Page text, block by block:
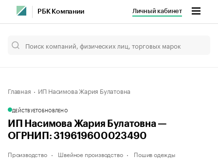
РБК Компании Личный кабинет
Главная ИП Насимова Жария Булатовна
ДЕЙСТВУЕТОБНОВЛЕНО
ИП Насимова Жария Булатовна —
ОГРНИП: 319619600023490
Производство Швейное производство Пошив одежды